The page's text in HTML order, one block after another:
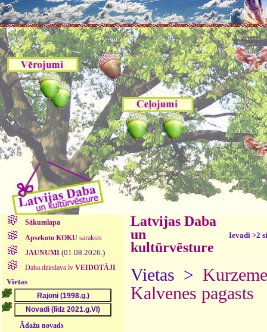
Sākumlapa
Apsekoto KOKUsaraksts
JAUNUMI (01.08.2026.)
Daba.dziedava.lv VEIDOTĀJI
Vietas
Ādažu novads
Latvijas Daba
un
kultūrvēsture
Ievadi >2
Vietas > Kurzeme
Kalvenes pagasts